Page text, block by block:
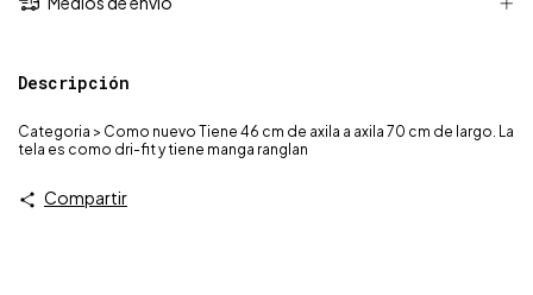
Descripción
Categoria > Como nuevo Tiene 46 cm de axila a axila 70 cm de largo. La
tela es como dri-fit y tiene manga ranglan
Compartir